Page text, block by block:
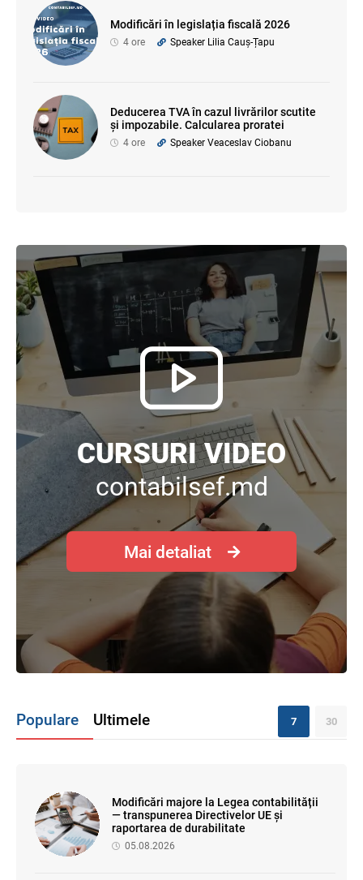
Modificări în legislația fiscală 2026
4 ore Speaker Lilia Cauș-Țapu
Deducerea TVA în cazul livrărilor scutite
și impozabile. Calcularea proratei
4 ore Speaker Veaceslav Ciobanu
CURSURI VIDEO
contabilsef.md
Mai detaliat
Populare Ultimele 7 30
Modificări majore la Legea contabilității
— transpunerea Directivelor UE și
raportarea de durabilitate
05.08.2026